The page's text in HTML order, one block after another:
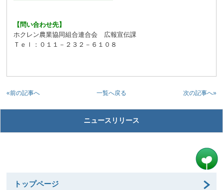
【問い合わせ先】
ホクレン農業協同組合連合会 広報宣伝課
Ｔｅｌ：０１１－２３２－６１０８
一覧へ戻る
«前の記事へ 次の記事へ»
ニュースリリース
トップページ